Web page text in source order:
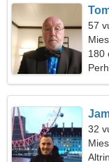
57
180
32